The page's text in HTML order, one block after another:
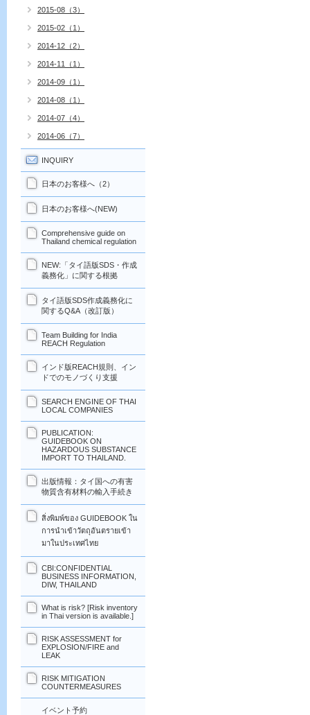
2015-08（3）
2015-02（1）
2014-12（2）
2014-11（1）
2014-09（1）
2014-08（1）
2014-07（4）
2014-06（7）
INQUIRY
日本のお客様へ（2）
日本のお客様へ(NEW)
Comprehensive guide on
Thailand chemical regulation
NEW:「タイ語版SDS・作成
義務化」に関する根拠
タイ語版SDS作成義務化に
関するQ&A（改訂版）
Team Building for India
REACH Regulation
インド版REACH規則、イン
ドでのモノづくり支援
SEARCH ENGINE OF THAI
LOCAL COMPANIES
PUBLICATION:
GUIDEBOOK ON
HAZARDOUS SUBSTANCE
IMPORT TO THAILAND.
出版情報：タイ国への有害
物質含有材料の輸入手続き
สิ่งพิมพ์ของ GUIDEBOOK ใน
การนำเข้าวัตถุอันตรายเข้า
มาในประเทศไทย
CBI:CONFIDENTIAL
BUSINESS INFORMATION,
DIW, THAILAND
What is risk? [Risk inventory
in Thai version is available.]
RISK ASSESSMENT for
EXPLOSION/FIRE and
LEAK
RISK MITIGATION
COUNTERMEASURES
イベント予約